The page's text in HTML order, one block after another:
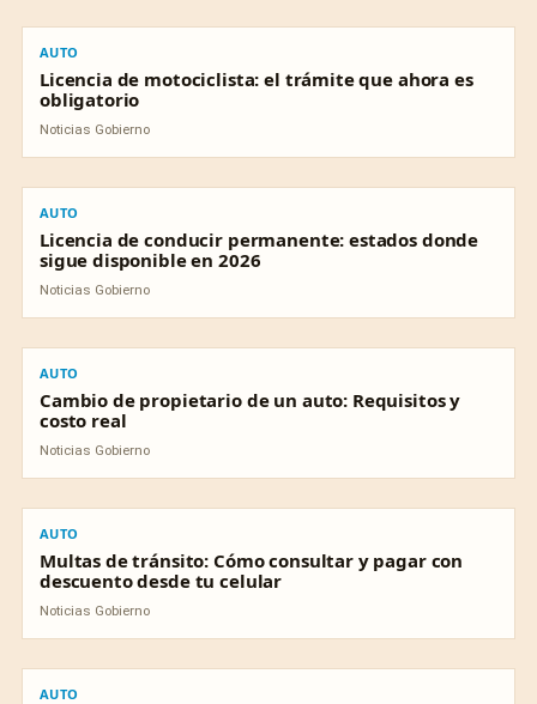
AUTO
Licencia de motociclista: el trámite que ahora es
obligatorio
Noticias Gobierno
AUTO
Licencia de conducir permanente: estados donde
sigue disponible en 2026
Noticias Gobierno
AUTO
Cambio de propietario de un auto: Requisitos y
costo real
Noticias Gobierno
AUTO
Multas de tránsito: Cómo consultar y pagar con
descuento desde tu celular
Noticias Gobierno
AUTO